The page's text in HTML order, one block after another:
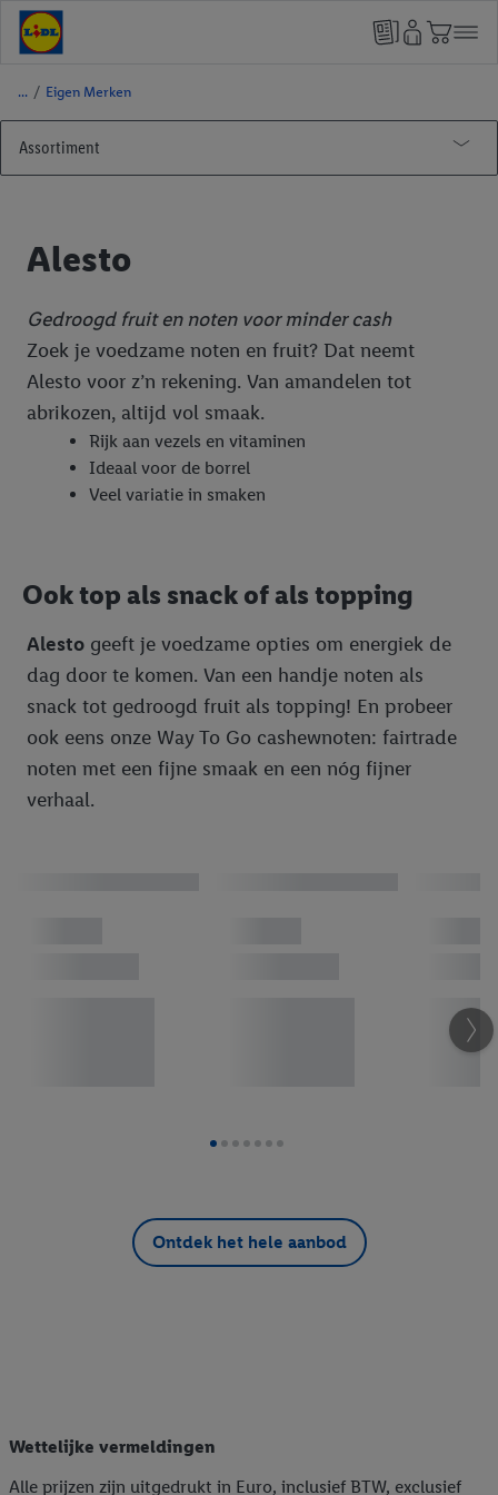
/ Eigen Merken
Assortiment
Alesto
Bellarom
BON Gelati
FORMIL
Kipster
Maribel
Milbona
Sondey
SUDDENLY
Monsieur Cuisine
Alesto
Gedroogd fruit en noten voor minder cash
Zoek je voedzame noten en fruit? Dat neemt
Alesto voor z’n rekening. Van amandelen tot
abrikozen, altijd vol smaak.
Rijk aan vezels en vitaminen
Ideaal voor de borrel
Veel variatie in smaken
Ook top als snack of als topping
Alesto geeft je voedzame opties om energiek de
dag door te komen. Van een handje noten als
snack tot gedroogd fruit als topping! En probeer
ook eens onze Way To Go cashewnoten: fairtrade
noten met een fijne smaak en een nóg fijner
verhaal.
Ontdek het hele aanbod
Wettelijke vermeldingen
Alle prijzen zijn uitgedrukt in Euro, inclusief BTW, exclusief